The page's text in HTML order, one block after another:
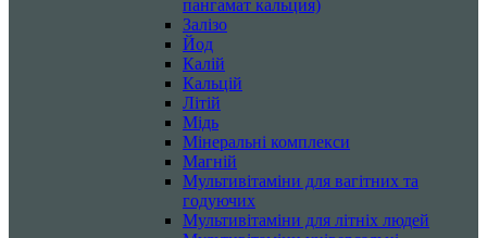
пангамат кальция)
Залізо
Йод
Калій
Кальцій
Літій
Мідь
Мінеральні комплекси
Магній
Мультивітаміни для вагітних та
годуючих
Мультивітаміни для літніх людей